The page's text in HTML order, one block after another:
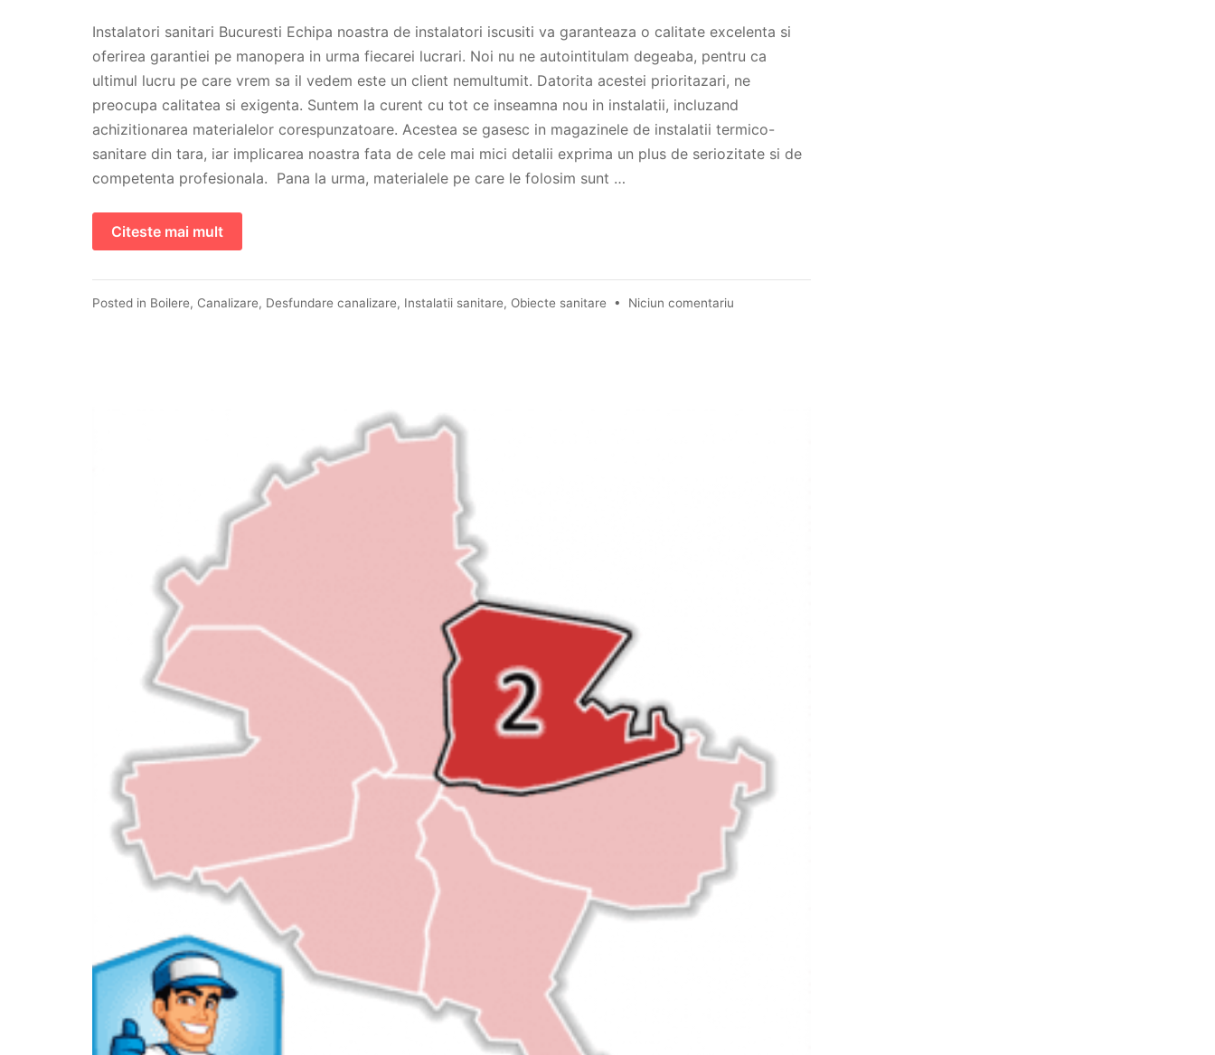
Instalatori sanitari Bucuresti Echipa noastra de instalatori iscusiti va garanteaza o calitate excelenta si
oferirea garantiei pe manopera in urma fiecarei lucrari. Noi nu ne autointitulam degeaba, pentru ca
ultimul lucru pe care vrem sa il vedem este un client nemultumit. Datorita acestei prioritazari, ne
preocupa calitatea si exigenta. Suntem la curent cu tot ce inseamna nou in instalatii, incluzand
achizitionarea materialelor corespunzatoare. Acestea se gasesc in magazinele de instalatii termico-
sanitare din tara, iar implicarea noastra fata de cele mai mici detalii exprima un plus de seriozitate si de
competenta profesionala. Pana la urma, materialele pe care le folosim sunt …
Citeste mai mult
Posted in Boilere, Canalizare, Desfundare canalizare, Instalatii sanitare, Obiecte sanitare • Niciun comentariu